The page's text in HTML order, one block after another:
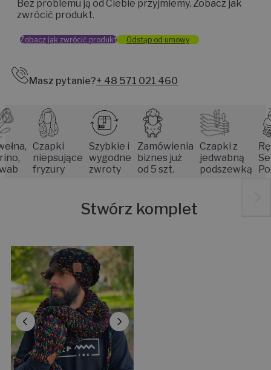
Bez problemu ją od Ciebie przyjmiemy. Zobacz jak
zwrócić produkt.
Zobacz jak zwrócić produkt Odstąp od umowy
Masz pytanie?+ 48 571 021 460
Czapki
niepsujące
fryzury
Szybkie i
wygodne
zwroty
Zamówienia
biznes już
od 5 szt.
Czapki z
jedwabną
podszewką
Stwórz komplet